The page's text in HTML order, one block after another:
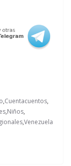
,Cuentacuentos,
,Niños,
,Venezuela